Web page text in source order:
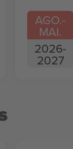
AGO.-
MAI.
2026-
2027